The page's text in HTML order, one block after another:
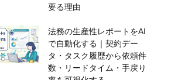
要る理由
法務の生産性レポートをAI
で自動化する｜契約デー
タ・タスク履歴から依頼件
数・リードタイム・手戻り